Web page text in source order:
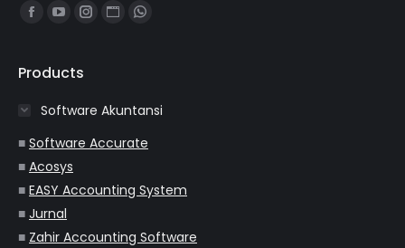
Find us on:
Facebook
opens
new
window
YouTube
opens
new
window
Instagram
new
window
Website
new
window
Whatsapp
new
window
Products
Software Akuntansi
■ Software Accurate
■ Acosys
■ EASY Accounting System
■ Jurnal
■ Zahir Accounting Software